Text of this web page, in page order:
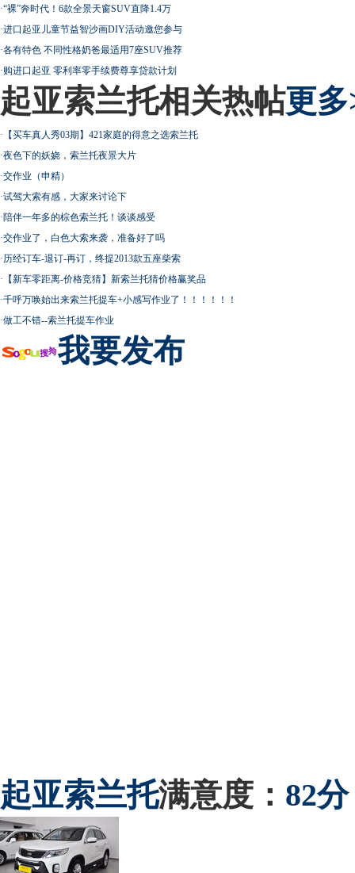
·“裸”奔时代！6款全景天窗SUV直降1.4万
·进口起亚儿童节益智沙画DIY活动邀您参与
·各有特色 不同性格奶爸最适用7座SUV推荐
·购进口起亚 零利率零手续费尊享贷款计划
起亚索兰托相关热帖更
· 【买车真人秀03期】421家庭的得意之选索兰托
·夜色下的妖娆，索兰托夜景大片
·交作业（申精）
·试驾大索有感，大家来讨论下
·陪伴一年多的棕色索兰托！谈谈感受
·交作业了，白色大索来袭，准备好了吗
·历经订车-退订-再订，终提2013款五座柴索
· 【新车零距离-价格竞猜】新索兰托猜价格赢奖品
·千呼万唤始出来索兰托提车+小感写作业了！！！！！！
·做工不错--索兰托提车作业
我要发布
起亚索兰托满意度： 82分